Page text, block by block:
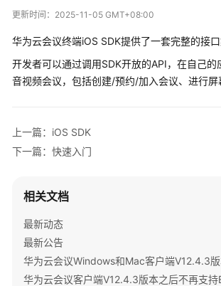
新
态
服
务
产
绍
计
费
说
明
更新时间： 2025-11-05 GMT+08:00
华为云会议终端iOS SDK提供了一套完整的接口
开发者可以通过调用SDK开放的API，在自己的
音视频会议，包括创建/预约/加入会议、进行屏
上一篇：iOS SDK
下一篇：快速入门
相关文档
最新动态
最新公告
华为云会议客户端V12.4.3版本之后不再支持